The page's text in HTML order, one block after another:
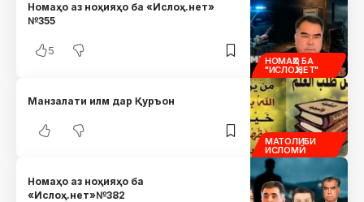
НОМАҲО БА
"ИСЛОҲ.НЕТ"
Номаҳо аз ноҳияҳо ба «Ислоҳ.нет»
№355
5
МАТОЛИБИ
ИСЛОМӢ
Манзалати илм дар Қуръон
Номаҳо аз ноҳияҳо ба
«Ислоҳ.нет»№382